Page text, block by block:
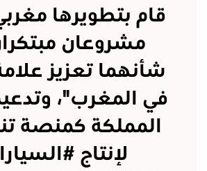
قام بتطويرها
مشروعان
شأنهما تعزيز
في المغرب"،
المملكة كمنصة
لإنتاج